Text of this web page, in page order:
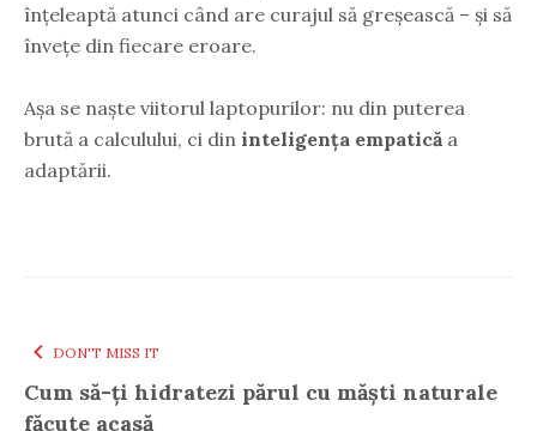
înțeleaptă atunci când are curajul să greșească – și să
învețe din fiecare eroare.
Așa se naște viitorul laptopurilor: nu din puterea
brută a calculului, ci din inteligența empatică a
adaptării.
DON'T MISS IT
Cum să-ți hidratezi părul cu măști naturale
făcute acasă